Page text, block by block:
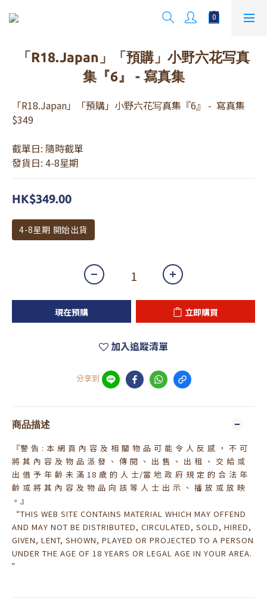
「R18.Japan」「預購」小野六花写真
集『6』 - 寫真集
「R18.Japan」「預購」小野六花写真集『6』 -  寫真集
$349
截單日: 隨時截單
發貨日: 4-8星期
HK$349.00
4-8星期 開始出貨
現在預購 立即購買
加入追蹤清單
分享到
商品描述
『警 告 : 本 網 頁 內 容 及 相 關 物 品 可 能 令 人 反 感 ， 不 可
將 其 內 容 及 物 品 派 發 、 傳 閱 、 出 售 、 出 租 、 交 給 或
出 借 予 年 齡 未 滿 18 歲 的 人 士/當 地 政 府 規 定 的 合 法 年
齡 或 將 其 內 容 及 物 品 向 該 等 人 士 出 示 、 播 放 或 放 映
。』
“THIS WEB SITE CONTAINS MATERIAL WHICH MAY OFFEND
AND MAY NOT BE DISTRIBUTED, CIRCULATED, SOLD, HIRED,
GIVEN, LENT, SHOWN, PLAYED OR PROJECTED TO A PERSON
UNDER THE AGE OF 18 YEARS OR LEGAL AGE IN YOUR AREA.
”